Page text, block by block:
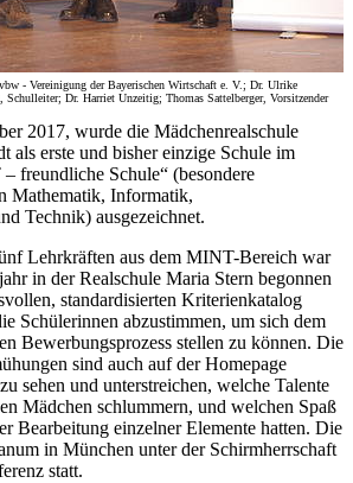
- Vereinigung der Bayerischen Wirtschaft e. V.; Dr. Ulrike
Dr. Harriet Unzeitig; Thomas Sattelberger, Vorsitzender
2017, wurde die Mädchenrealschule
als erste und bisher einzige Schule im
freundliche Schule“ (besondere
Mathematik, Informatik,
Technik) ausgezeichnet.
Lehrkräften aus dem MINT-Bereich war
in der Realschule Maria Stern begonnen
standardisierten Kriterienkatalog
Schülerinnen abzustimmen, um sich dem
Bewerbungsprozess stellen zu können. Die
sind auch auf der Homepage
sehen und unterstreichen, welche Talente
Mädchen schlummern, und welchen Spaß
Bearbeitung einzelner Elemente hatten. Die
in München unter der Schirmherrschaft
statt.